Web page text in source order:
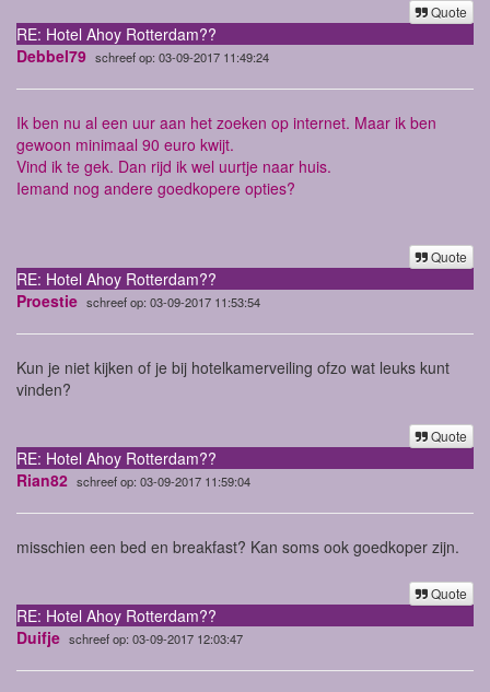
Quote
RE: Hotel Ahoy Rotterdam??
Debbel79 schreef op: 03-09-2017 11:49:24
Ik ben nu al een uur aan het zoeken op internet. Maar ik ben
gewoon minimaal 90 euro kwijt.
Vind ik te gek. Dan rijd ik wel uurtje naar huis.
Iemand nog andere goedkopere opties?
Quote
RE: Hotel Ahoy Rotterdam??
Proestie schreef op: 03-09-2017 11:53:54
Kun je niet kijken of je bij hotelkamerveiling ofzo wat leuks kunt
vinden?
Quote
RE: Hotel Ahoy Rotterdam??
Rian82 schreef op: 03-09-2017 11:59:04
misschien een bed en breakfast? Kan soms ook goedkoper zijn.
Quote
RE: Hotel Ahoy Rotterdam??
Duifje schreef op: 03-09-2017 12:03:47